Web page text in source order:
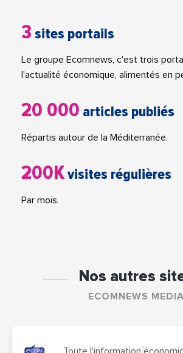
3 sites portails
Le groupe Ecomnews, c'est trois
l'actualité économique, alimentés en
20 000 articles publiés
Répartis autour de la Méditerranée.
200Kvisites régulières
Par mois.
Nos autres
ECOMNEWS MEDIA
Toute l'information